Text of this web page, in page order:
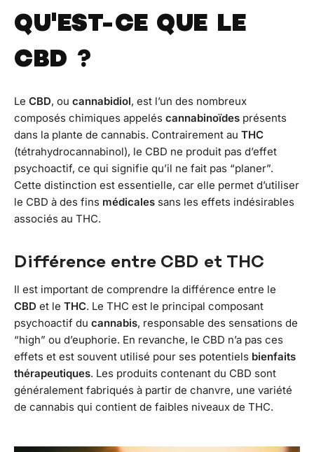
QU'EST-CE QUE LE
CBD ?
Le CBD, ou cannabidiol, est l’un des nombreux
composés chimiques appelés cannabinoïdes présents
dans la plante de cannabis. Contrairement au THC
(tétrahydrocannabinol), le CBD ne produit pas d’effet
psychoactif, ce qui signifie qu’il ne fait pas “planer”.
Cette distinction est essentielle, car elle permet d’utiliser
le CBD à des fins médicales sans les effets indésirables
associés au THC.
Différence entre CBD et THC
Il est important de comprendre la différence entre le
CBD et le THC. Le THC est le principal composant
psychoactif du cannabis, responsable des sensations de
“high” ou d’euphorie. En revanche, le CBD n’a pas ces
effets et est souvent utilisé pour ses potentiels bienfaits
thérapeutiques. Les produits contenant du CBD sont
généralement fabriqués à partir de chanvre, une variété
de cannabis qui contient de faibles niveaux de THC.